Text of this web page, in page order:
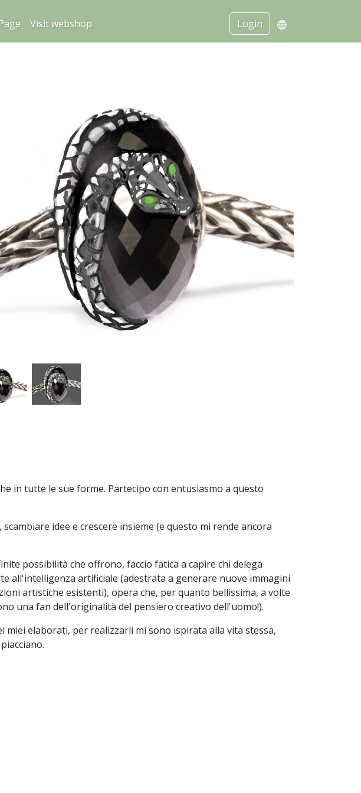
Visit webshop Login
in tutte le sue forme. Partecipo con entusiasmo a questo
idee e crescere insieme (e questo mi rende ancora
possibilità che offrono, faccio fatica a capire chi delega
all'intelligenza artificiale (adestrata a generare nuove immagini
artistiche esistenti), opera che, per quanto bellissima, a volte
una fan dell'originalità del pensiero creativo dell'uomo!).
miei elaborati, per realizzarli mi sono ispirata alla vita stessa,